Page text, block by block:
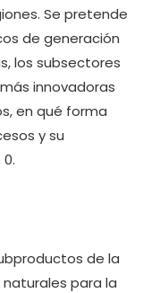
Se pretende
de generación
los subsectores
innovadoras
en qué forma
y su
de la
para la